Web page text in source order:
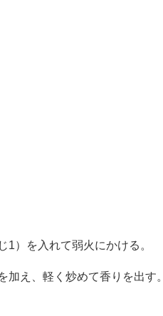
）を入れて弱火にかける。
え、軽く炒めて香りを出す。